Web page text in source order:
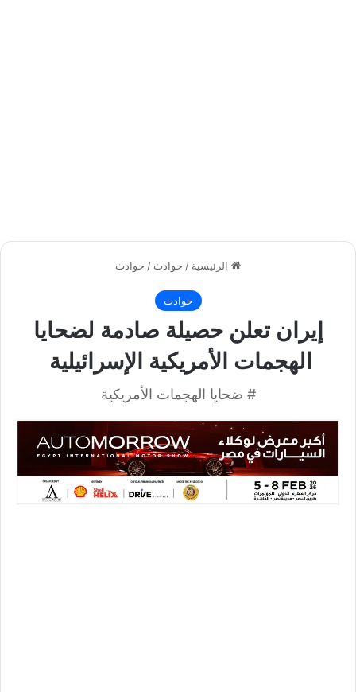
الرئيسية / حوادث / حوادث
حوادث
إيران تعلن حصيلة صادمة لضحايا
الهجمات الأمريكية الإسرائيلية
# ضحايا الهجمات الأمريكية